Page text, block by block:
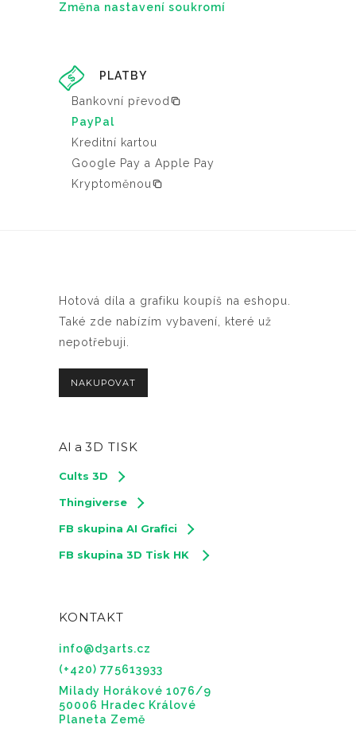
Změna nastavení soukromí
PLATBY
Bankovní převod
PayPal
Kreditní kartou
Google Pay a Apple Pay
Kryptoměnou
Hotová díla a grafiku koupíš na eshopu.
Také zde nabízím vybavení, které už
nepotřebuji.
NAKUPOVAT
AI a 3D TISK
Cults 3D
Thingiverse
FB skupina AI Grafici
FB skupina 3D Tisk HK
KONTAKT
info@d3arts.cz
(+420) 775613933
Milady Horákové 1076/9
50006 Hradec Králové
Planeta Země